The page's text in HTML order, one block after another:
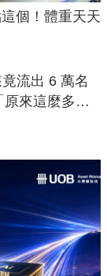
個！體重天天
流出 6 萬名
來這麼多人